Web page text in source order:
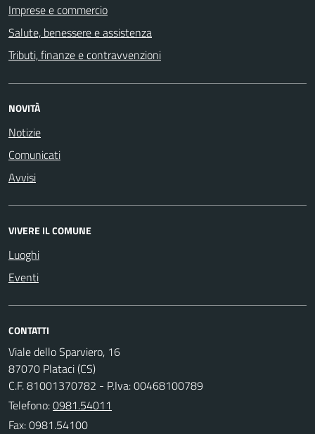
Imprese e commercio
Salute, benessere e assistenza
Tributi, finanze e contravvenzioni
NOVITÀ
Notizie
Comunicati
Avvisi
VIVERE IL COMUNE
Luoghi
Eventi
CONTATTI
Viale dello Sparviero, 16
87070 Plataci (CS)
C.F. 81001370782 - P.Iva: 00468100789
Telefono:0981.54011
Fax: 0981.54100